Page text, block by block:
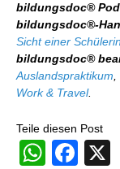
bildungsdoc®
bildungsdoc®-
Sicht einer Schülerin
bildungsdoc®
Auslandspraktikum,
Work & Travel.
Teile diesen Post